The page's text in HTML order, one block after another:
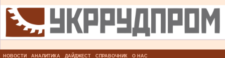
НОВОСТИ АНАЛИТИКА ДАЙДЖЕСТ СПРАВОЧНИК О НАС